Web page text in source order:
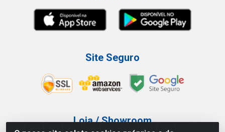
Site Seguro
Loja / Showroom